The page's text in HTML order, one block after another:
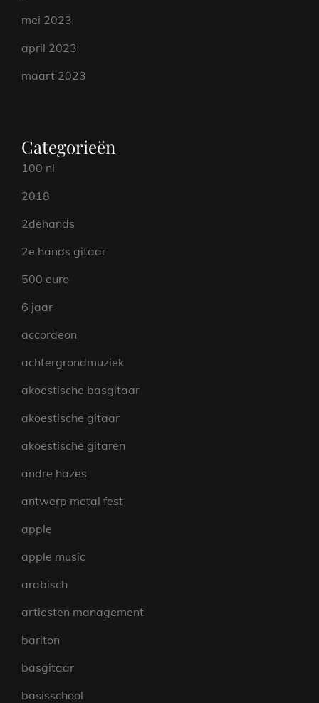
mei 2023
april 2023
maart 2023
Categorieën
100 nl
2018
2dehands
2e hands gitaar
500 euro
6 jaar
accordeon
achtergrondmuziek
akoestische basgitaar
akoestische gitaar
akoestische gitaren
andre hazes
antwerp metal fest
apple
apple music
arabisch
artiesten management
bariton
basgitaar
basisschool